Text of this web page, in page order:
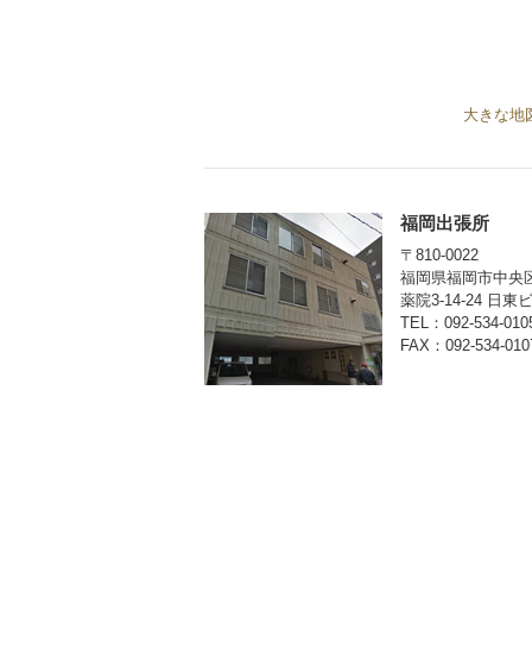
大きな地
福岡出張所
〒810-0022
福岡県福岡市中央
薬院3-14-24 日東
TEL：092-534-
FAX：092-534-